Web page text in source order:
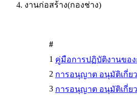
งานก่อสร้าง(กองช่าง)
#
1 คู่มือการปฏิบัติงานของ
2 การอนุญาต อนุมัติเกี่ย
3 การอนุญาต อนุมัติเกี่ย